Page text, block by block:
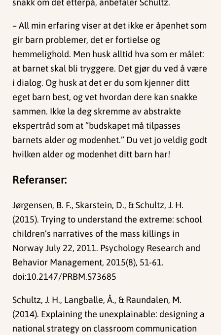
snakk om det etterpå, anbefaler Schultz.
– All min erfaring viser at det ikke er åpenhet som
gir barn problemer, det er fortielse og
hemmelighold. Men husk alltid hva som er målet:
at barnet skal bli tryggere. Det gjør du ved å være
i dialog. Og husk at det er du som kjenner ditt
eget barn best, og vet hvordan dere kan snakke
sammen. Ikke la deg skremme av abstrakte
ekspertråd som at ”budskapet må tilpasses
barnets alder og modenhet.” Du vet jo veldig godt
hvilken alder og modenhet ditt barn har!
Referanser:
Jørgensen, B. F., Skarstein, D., & Schultz, J. H.
(2015). Trying to understand the extreme: school
children’s narratives of the mass killings in
Norway July 22, 2011. Psychology Research and
Behavior Management, 2015(8), 51-61.
doi:10.2147/PRBM.S73685
Schultz, J. H., Langballe, Å., & Raundalen, M.
(2014). Explaining the unexplainable: designing a
national strategy on classroom communication